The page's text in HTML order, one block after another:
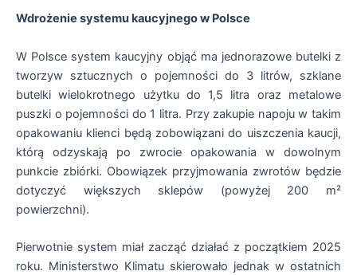
Wdrożenie systemu kaucyjnego w Polsce
W Polsce system kaucyjny objąć ma jednorazowe butelki z
tworzyw sztucznych o pojemności do 3 litrów, szklane
butelki wielokrotnego użytku do 1,5 litra oraz metalowe
puszki o pojemności do 1 litra. Przy zakupie napoju w takim
opakowaniu klienci będą zobowiązani do uiszczenia kaucji,
którą odzyskają po zwrocie opakowania w dowolnym
punkcie zbiórki. Obowiązek przyjmowania zwrotów będzie
dotyczyć większych sklepów (powyżej 200 m²
powierzchni).
Pierwotnie system miał zacząć działać z początkiem 2025
roku. Ministerstwo Klimatu skierowało jednak w ostatnich